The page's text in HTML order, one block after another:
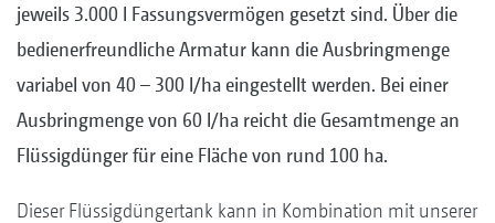
jeweils 3.000 l Fassungsvermögen gesetzt sind. Über die
bedienerfreundliche Armatur kann die Ausbringmenge
variabel von 40 – 300 l/ha eingestellt werden. Bei einer
Ausbringmenge von 60 l/ha reicht die Gesamtmenge an
Flüssigdünger für eine Fläche von rund 100 ha.
Dieser Flüssigdüngertank kann in Kombination mit unserer